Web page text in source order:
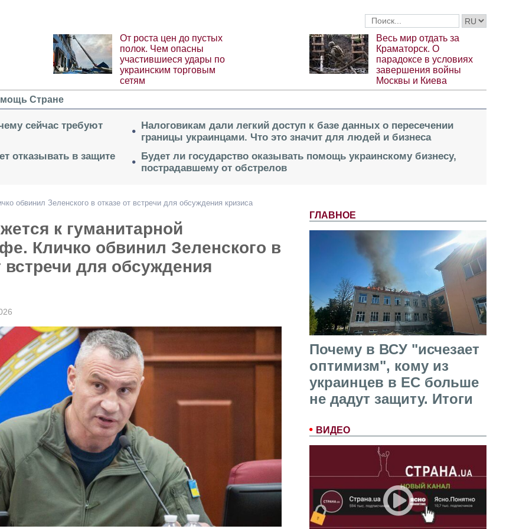
От роста цен до пустых
полок. Чем опасны
участившиеся удары по
украинским торговым
сетям
Весь мир отдать за
Краматорск. О
парадоксе в условиях
завершения войны
Москвы и Киева
Стране
сейчас требуют
отказывать в защите
Налоговикам дали легкий доступ к базе данных о пересечении
границы украинцами. Что это значит для людей и бизнеса
Будет ли государство оказывать помощь украинскому бизнесу,
пострадавшему от обстрелов
ГЛАВНОЕ
Почему в ВСУ "исчезает
оптимизм", кому из
украинцев в ЕС больше
не дадут защиту. Итоги
ВИДЕО
обвинил Зеленского в отказе от встречи для обсуждения кризиса
к гуманитарной
Кличко обвинил Зеленского в
встречи для обсуждения